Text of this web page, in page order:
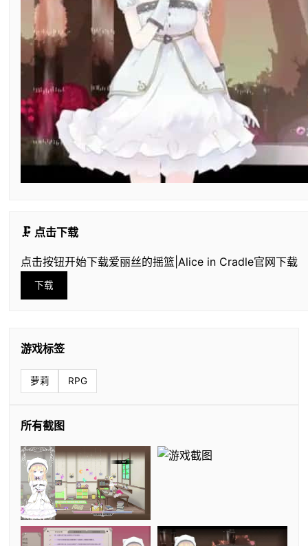
🗜️ 点击下载
点击按钮开始下载爱丽丝的摇篮|Alice in Cradle官网下载
下载
游戏标签
萝莉 RPG
所有截图